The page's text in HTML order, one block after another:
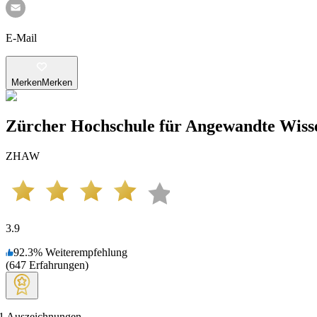
E-Mail
MerkenMerken
Zürcher Hochschule für Angewandte
ZHAW
3.9
92.3% Weiterempfehlung
(647 Erfahrungen)